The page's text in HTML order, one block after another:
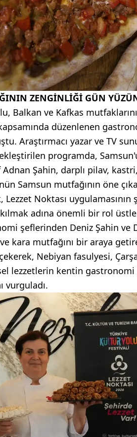
ZENGİNLİĞİ GÜN
Balkan ve Kafkas
düzenlenen
Araştırmacı yazar ve TV
programda,
Şahin, darplı pilav,
Samsun mutfağının öne
Lezzet Noktası
adına önemli bir rol
şeflerinden Deniz Şahin ve
kara mutfağını bir araya
Nebiyan fasulyesi,
lezzetlerin kentin gastronomi
vurguladı.